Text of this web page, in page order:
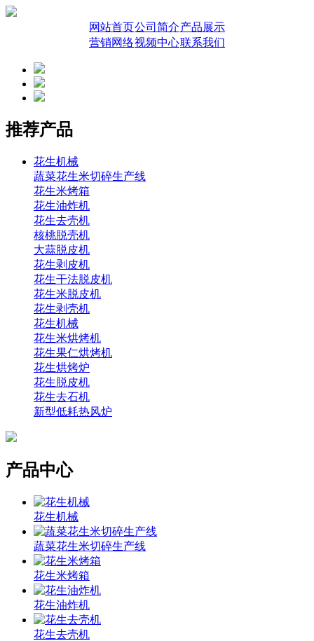
网站首页公司简介产品展示
营销网络视频中心联系我们
推荐产品
花生机械
蔬菜花生米切碎生产线
花生米烤箱
花生油炸机
花生去壳机
核桃脱壳机
大蒜脱皮机
花生剥皮机
花生干法脱皮机
花生米脱皮机
花生剥壳机
花生机械
花生米烘烤机
花生果仁烘烤机
花生烘烤炉
花生脱皮机
花生去石机
新型低耗热风炉
产品中心
花生机械
蔬菜花生米切碎生产线
花生米烤箱
花生油炸机
花生去壳机